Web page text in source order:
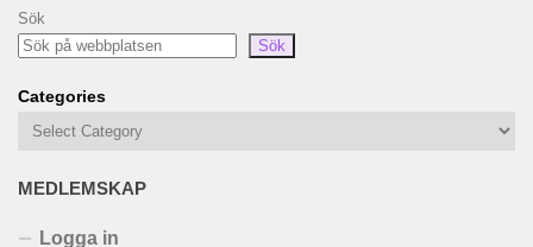
Sök
Sök
Categories
MEDLEMSKAP
Logga in